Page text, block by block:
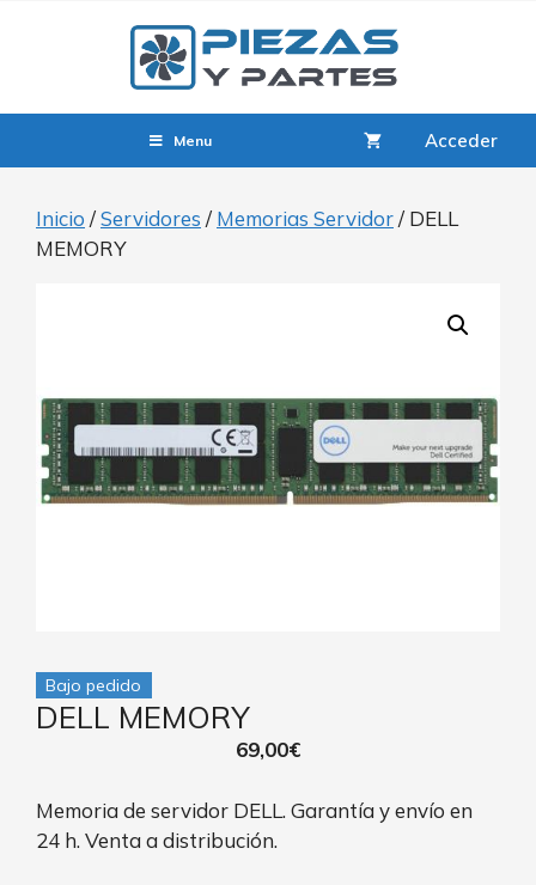
Menu Acceder
Inicio /Servidores / Memorias Servidor/ DELL
MEMORY
Bajo pedido
DELL MEMORY
69,00€
Memoria de servidor DELL. Garantía y envío en
24 h. Venta a distribución.